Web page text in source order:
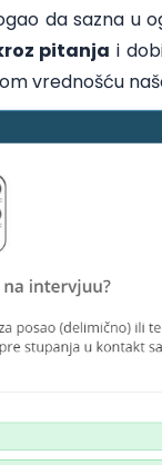
da sazna u
pitanja i
vrednošću